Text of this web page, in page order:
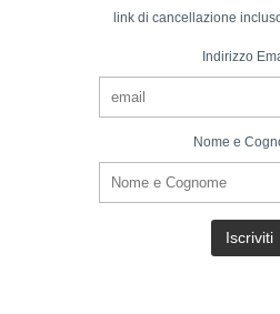
link di cancellazione
Indirizzo
Nome e